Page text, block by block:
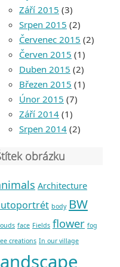
Září 2015 (3)
Srpen 2015 (2)
Červenec 2015 (2)
Červen 2015 (1)
Duben 2015 (2)
Březen 2015 (1)
Únor 2015 (7)
Září 2014 (1)
Srpen 2014 (2)
obrázku
Architecture
body BW
face Fields flower fog
creations In our village